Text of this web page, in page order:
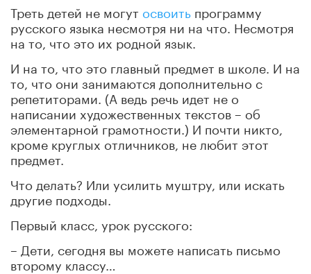
Треть детей не могут освоить программу
русского языка несмотря ни на что. Несмотря
на то, что это их родной язык.
И на то, что это главный предмет в школе. И на
то, что они занимаются дополнительно с
репетиторами. (А ведь речь идет не о
написании художественных текстов – об
элементарной грамотности.) И почти никто,
кроме круглых отличников, не любит этот
предмет.
Что делать? Или усилить муштру, или искать
другие подходы.
Первый класс, урок русского:
– Дети, сегодня вы можете написать письмо
второму классу…